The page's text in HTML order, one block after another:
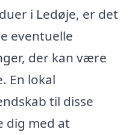
i Ledøje, er det
eventuelle
der kan være
En lokal
til disse
dig med at